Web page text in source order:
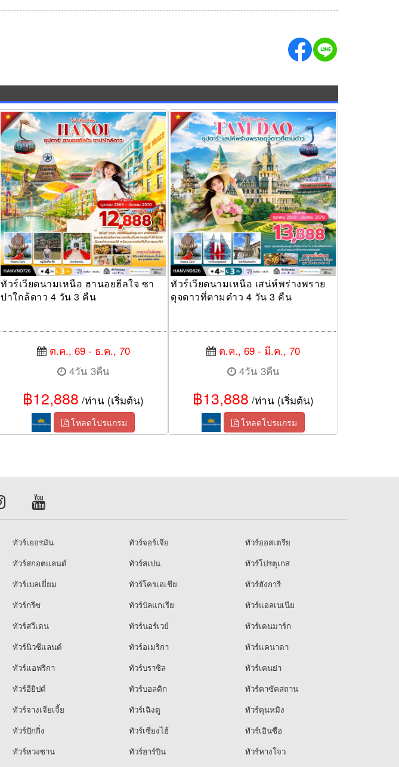
ทัวร์เวียดนามเหนือ ฮานอยฮีลใจ ซาปาใกล้
ดาว 4 วัน 3 คืน
ทัวร์เวียดนามเหนือ ฮานอยฮีลใจ ซา
ปาใกล้ดาว 4 วัน 3 คืน
ต.ค., 69 - ธ.ค., 70
4วัน 3คืน
฿12,888 /ท่าน (เริ่มต้น)
โหลดโปรแกรม
ทัวร์เวียดนามเหนือ เสน่ห์พร่างพรายดุจดาวที่
ตามด๋าว 4 วัน 3 คืน
ทัวร์เวียดนามเหนือ เสน่ห์พร่างพราย
ดุจดาวที่ตามด๋าว 4 วัน 3 คืน
ต.ค., 69 - มี.ค., 70
4วัน 3คืน
฿13,888 /ท่าน (เริ่มต้น)
โหลดโปรแกรม
ทัวร์เยอรมัน ทัวร์จอร์เจีย
ทัวร์ออสเตรีย
ทัวร์สกอตแลนด์ ทัวร์สเปน
ทัวร์โปรตุเกส
ทัวร์เบลเยี่ยม ทัวร์โครเอเชีย
ทัวร์ฮังการี
ทัวร์กรีซ ทัวร์บัลแกเรีย
ทัวร์แอลเบเนีย
ทัวร์สวีเดน ทัวร์นอร์เวย์
ทัวร์เดนมาร์ก
ทัวร์นิวซีแลนด์ ทัวร์อเมริกา
ทัวร์แคนาดา
ทัวร์แอฟริกา ทัวร์บราซิล
ทัวร์เคนย่า
ทัวร์อียิปต์ ทัวร์บอลติก
ทัวร์คาซัคสถาน
ทัวร์จางเจียเจี้ย ทัวร์เฉิงตู
ทัวร์คุนหมิง
ทัวร์ปักกิ่ง ทัวร์เซี่ยงไฮ้
ทัวร์เอินซือ
ทัวร์หวงซาน ทัวร์ฮาร์บิน
ทัวร์หางโจว